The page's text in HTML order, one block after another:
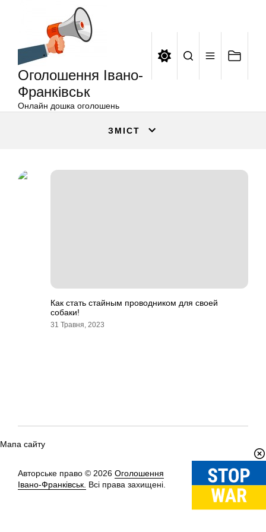
Оголошення Івано-
Франківськ
Онлайн дошка оголошень
ЗМІСТ
Как стать стайным проводником для своей
собаки!
31 Травня, 2023
Мапа сайту
Авторське право © 2026 Оголошення
Івано-Франківськ. Всі права захищені.
Вгору↑